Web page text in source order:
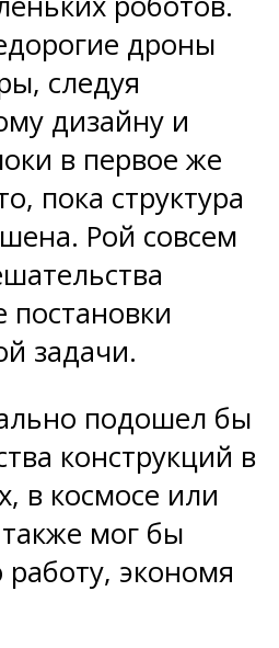
дроны
следуя
дизайну и
в первое же
пока структура
Рой совсем
постановки
задачи.
подошел бы
конструкций в
в космосе или
мог бы
экономя